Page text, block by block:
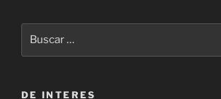
DE INTERES